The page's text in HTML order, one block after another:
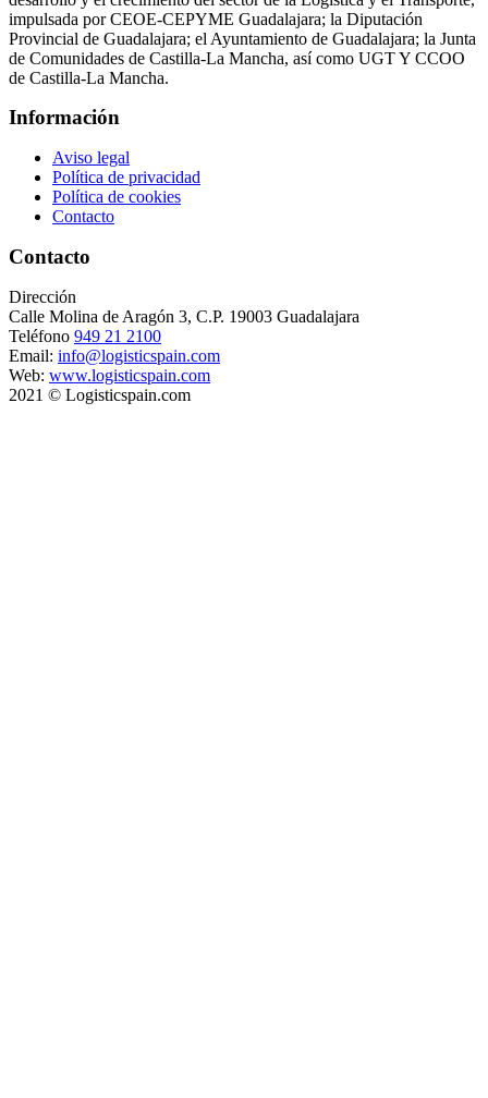
impulsada por CEOE-CEPYME Guadalajara; la Diputación
Provincial de Guadalajara; el Ayuntamiento de Guadalajara; la Junta
de Comunidades de Castilla-La Mancha, así como UGT Y CCOO
de Castilla-La Mancha.
Información
Aviso legal
Política de privacidad
Política de cookies
Contacto
Contacto
Dirección
Calle Molina de Aragón 3, C.P. 19003 Guadalajara
Teléfono 949 21 2100
Email: info@logisticspain.com
Web: www.logisticspain.com
2021 © Logisticspain.com